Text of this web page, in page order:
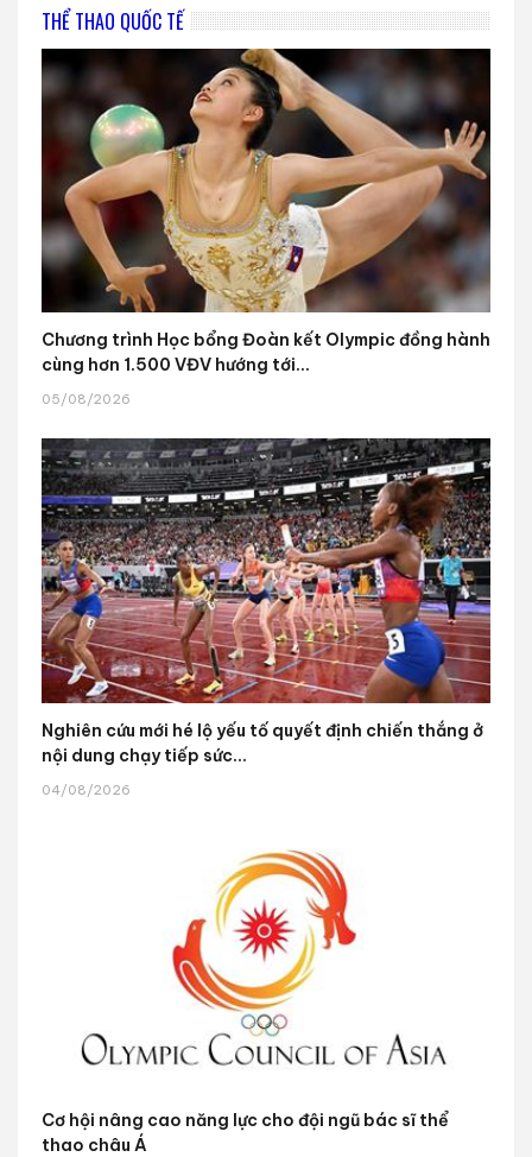
THỂ THAO QUỐC TẾ
Chương trình Học bổng Đoàn kết Olympic đồng hành
cùng hơn 1.500 VĐV hướng tới...
05/08/2026
Nghiên cứu mới hé lộ yếu tố quyết định chiến thắng ở
nội dung chạy tiếp sức...
04/08/2026
Cơ hội nâng cao năng lực cho đội ngũ bác sĩ thể
thao châu Á